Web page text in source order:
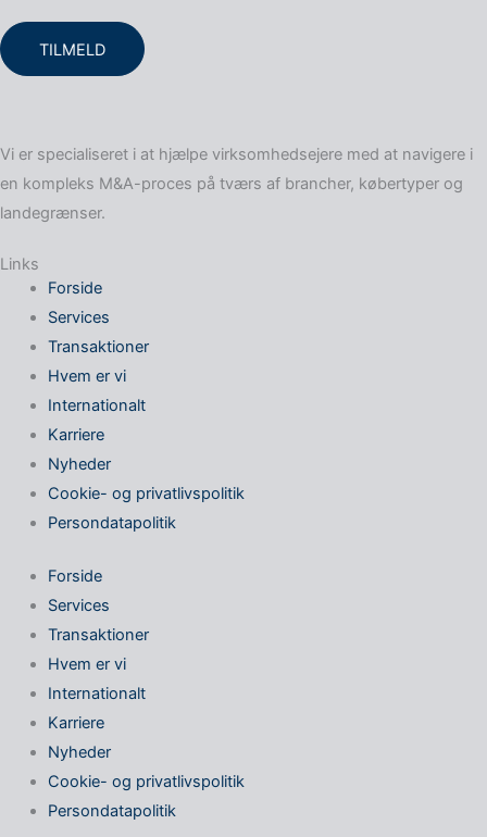
TILMELD
Vi er specialiseret i at hjælpe virksomheds­ejere med at navigere i
en kompleks M&A-proces på tværs af brancher, købertyper og
landegrænser.
Links
Forside
Services
Transaktioner
Hvem er vi
Internationalt
Karriere
Nyheder
Cookie- og privatlivspolitik
Persondatapolitik
Forside
Services
Transaktioner
Hvem er vi
Internationalt
Karriere
Nyheder
Cookie- og privatlivspolitik
Persondatapolitik